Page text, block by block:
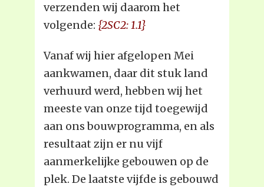
verzenden wij daarom het
volgende: {2SC2: 1.1}
Vanaf wij hier afgelopen Mei
aankwamen, daar dit stuk land
verhuurd werd, hebben wij het
meeste van onze tijd toegewijd
aan ons bouwprogramma, en als
resultaat zijn er nu vijf
aanmerkelijke gebouwen op de
plek. De laatste vijfde is gebouwd